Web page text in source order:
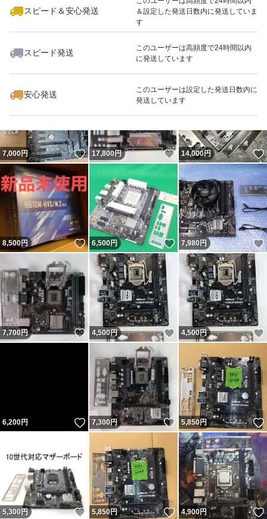
スピード＆安心発送
＆設定した発送日数内に発送していま
す
スピード発送
このユーザーは高頻度で24時間以内
に発送しています
安心発送
このユーザーは設定した発送日数内に
発送しています
いいね！
7,500
7,000円 いいね！
17,800円 いいね！
14,000円
8,500円 いいね！
6,500円 いいね！
7,980円
7,700円 いいね！
4,500円 いいね！
4,500円
6,200円 いいね！
7,300円 いいね！
5,850円
5,300 円 いいね！
5,850円 いいね！
4,900円